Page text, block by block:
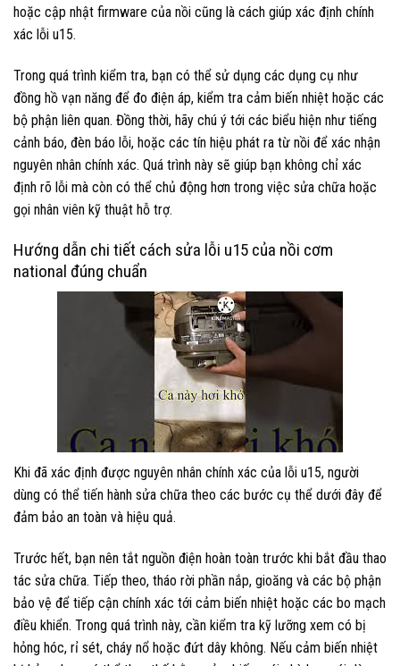
hoặc cập nhật firmware của nồi cũng là cách giúp xác định chính
xác lỗi u15.
Trong quá trình kiểm tra, bạn có thể sử dụng các dụng cụ như
đồng hồ vạn năng để đo điện áp, kiểm tra cảm biến nhiệt hoặc các
bộ phận liên quan. Đồng thời, hãy chú ý tới các biểu hiện như tiếng
cảnh báo, đèn báo lỗi, hoặc các tín hiệu phát ra từ nồi để xác nhận
nguyên nhân chính xác. Quá trình này sẽ giúp bạn không chỉ xác
định rõ lỗi mà còn có thể chủ động hơn trong việc sửa chữa hoặc
gọi nhân viên kỹ thuật hỗ trợ.
Hướng dẫn chi tiết cách sửa lỗi u15 của nồi cơm
national đúng chuẩn
Khi đã xác định được nguyên nhân chính xác của lỗi u15, người
dùng có thể tiến hành sửa chữa theo các bước cụ thể dưới đây để
đảm bảo an toàn và hiệu quả.
Trước hết, bạn nên tắt nguồn điện hoàn toàn trước khi bắt đầu thao
tác sửa chữa. Tiếp theo, tháo rời phần nắp, gioăng và các bộ phận
bảo vệ để tiếp cận chính xác tới cảm biến nhiệt hoặc các bo mạch
điều khiển. Trong quá trình này, cần kiểm tra kỹ lưỡng xem có bị
hỏng hóc, rỉ sét, cháy nổ hoặc đứt dây không. Nếu cảm biến nhiệt